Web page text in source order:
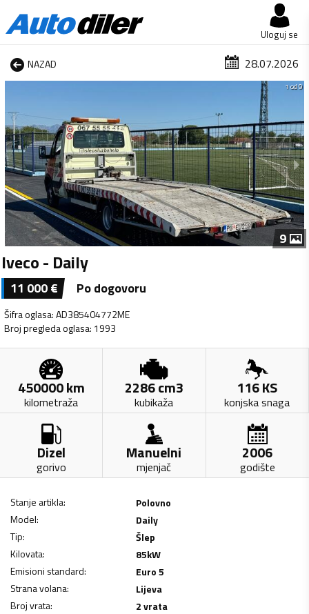
Uloguj se
NAZAD 28.07.2026
1 od 9
9
Iveco - Daily
11 000€ Po dogovoru
Šifra oglasa:AD385404772ME
Broj pregleda oglasa: 1993
450000km
kilometraža
2286cm3
kubikaža
116KS
konjska snaga
Dizel
gorivo
Manuelni
mjenjač
2006
godište
Stanje artikla:
Polovno
Model:
Daily
Tip:
Šlep
Kilovata: 85kW
Emisioni standard:
Euro 5
Strana volana:
Lijeva
Broj vrata:
2 vrata